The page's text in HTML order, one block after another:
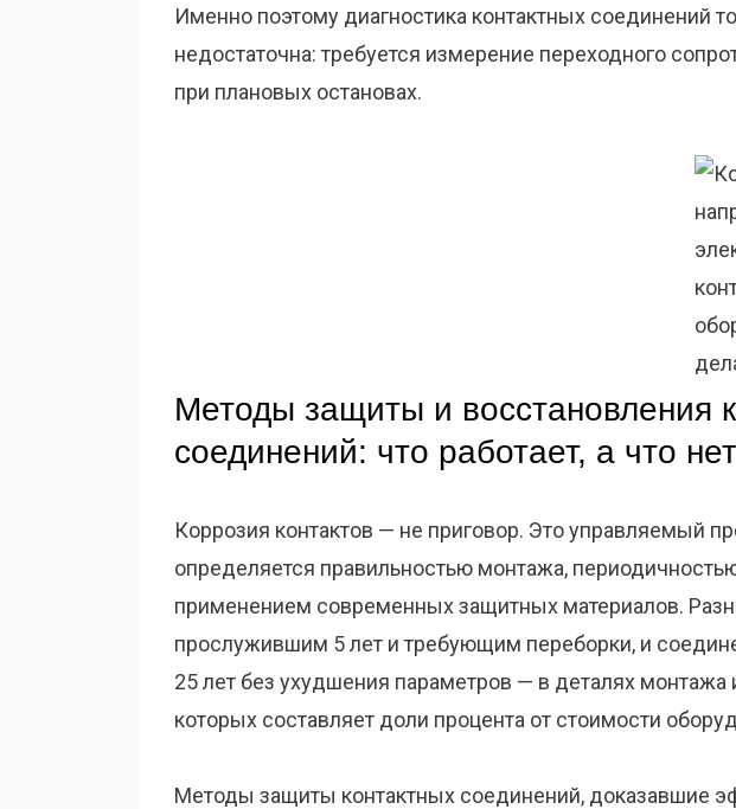
Именно поэтому диагностика контактных соединений
недостаточна: требуется измерение переходного
при плановых остановах.
Методы защиты и восстановления
соединений: что работает, а что нет
Коррозия контактов — не приговор. Это управляемый
определяется правильностью монтажа,
применением современных защитных материалов.
прослужившим 5 лет и требующим переборки, и
25 лет без ухудшения параметров — в деталях монтажа
которых составляет доли процента от стоимости
Методы защиты контактных соединений, доказавшие